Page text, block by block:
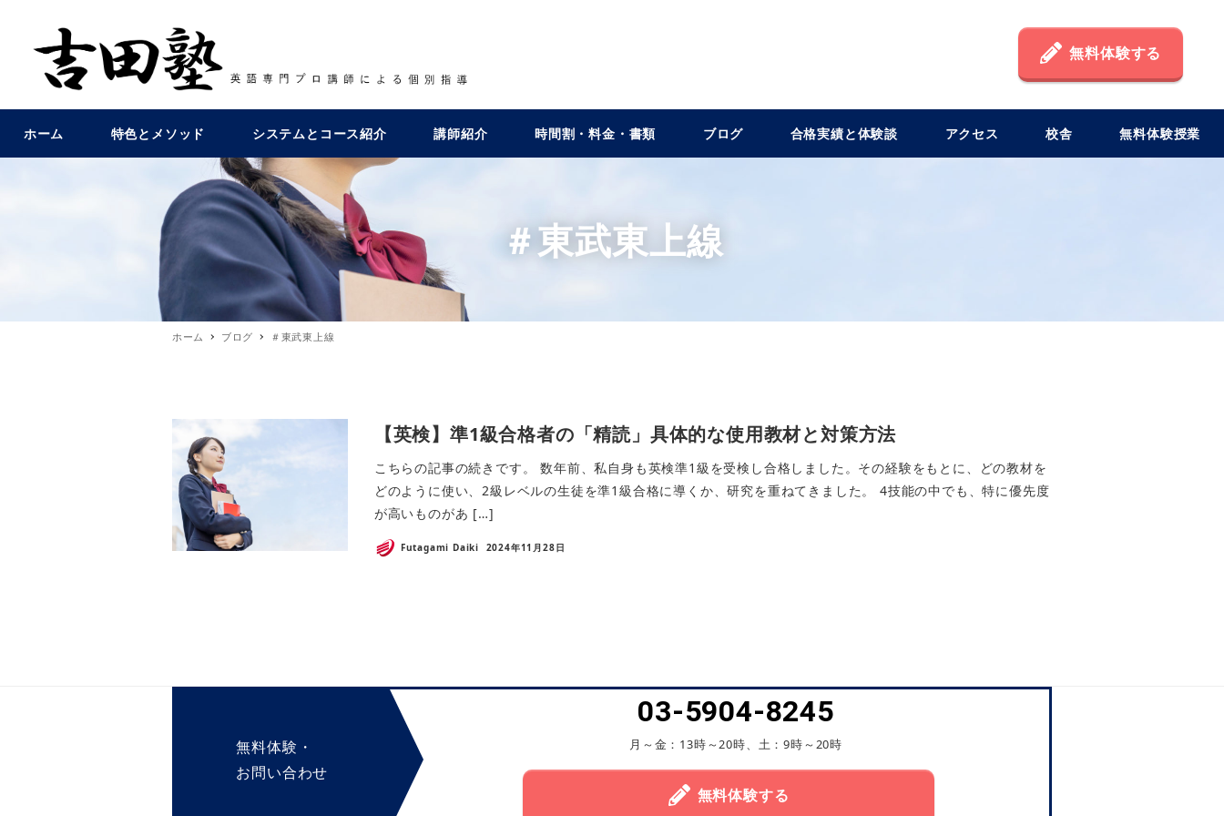
無料体験する
ホーム 特色とメソッド システムとコース紹介 講師紹介 時間割・料金・書類 ブログ 合格実績と体験談 アクセス 校舎 無料体験授業
＃東武東上線
ホーム ブログ ＃東武東上線
【英検】準1級合格者の「精読」具体的な使用教材と対策方法
こちらの記事の続きです。 数年前、私自身も英検準1級を受検し合格しました。その経験をもとに、どの教材を
どのように使い、2級レベルの生徒を準1級合格に導くか、研究を重ねてきました。 4技能の中でも、特に優先度
が高いものがあ […]
Futagami Daiki 2024年11月28日
無料体験・
お問い合わせ
03-5904-8245
月～金：13時～20時、土：9時～20時
無料体験する